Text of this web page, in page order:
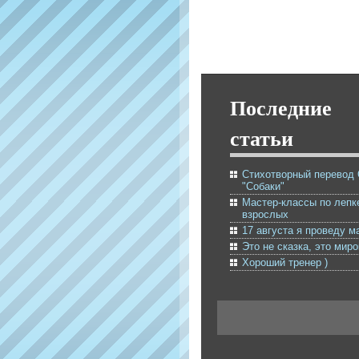
Последние
статьи
Стихотворный
"Собаки"
Мастер-классы по
взрослых
17 августа я проведу
Это не сказка, это
Хороший тренер )